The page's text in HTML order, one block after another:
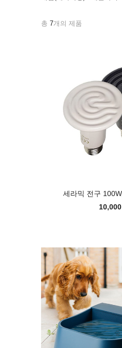
총 7개의 제품
세라믹 전구
10,000